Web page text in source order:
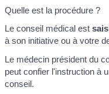
Quelle est la procédure ?
Le conseil médical est
à son initiative ou à votre
Le médecin président du
peut confier l'instruction à
conseil.